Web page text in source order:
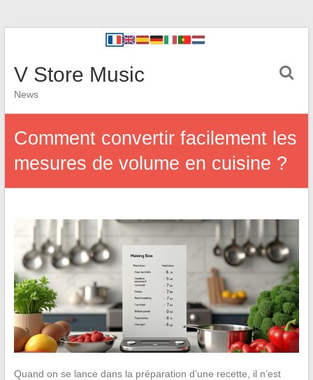
V Store Music
News
Comment convertir facilement les
mesures de volume en cuisine ?
Quand on se lance dans la préparation d’une recette, il n’est